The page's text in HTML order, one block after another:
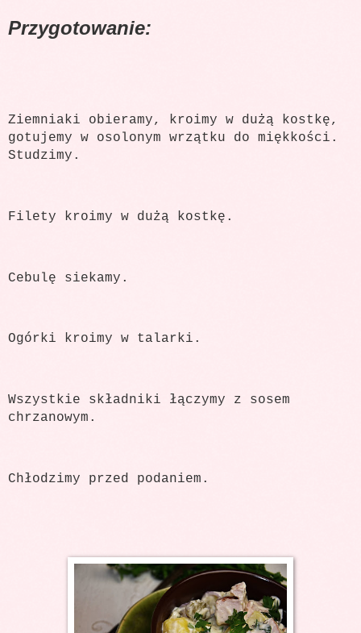
Przygotowanie:
Ziemniaki obieramy, kroimy w dużą kostkę,
gotujemy w osolonym wrzątku do miękkości.
Studzimy.
Filety kroimy w dużą kostkę.
Cebulę siekamy.
Ogórki kroimy w talarki.
Wszystkie składniki łączymy z sosem
chrzanowym.
Chłodzimy przed podaniem.